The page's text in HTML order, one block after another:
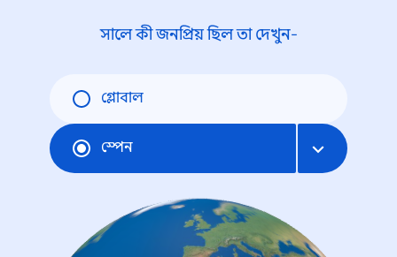
সালে কী জনপ্রিয় ছিল তা দেখুন-
গ্লোবাল
স্পেন